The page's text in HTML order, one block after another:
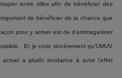
entre elles afin de bénéficier des
de bénéficier de la chance que
pour y arriver est de d’emmagasiner
Et je crois sincèrement qu’UMUV
a plutôt tendance à avoir l’effet